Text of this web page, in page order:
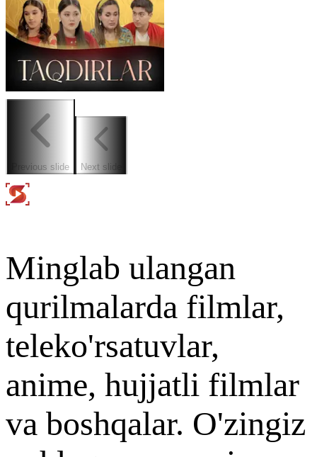
Previous slide Next slide
Minglab ulangan
qurilmalarda filmlar,
teleko'rsatuvlar,
anime, hujjatli filmlar
va boshqalar. O'zingiz